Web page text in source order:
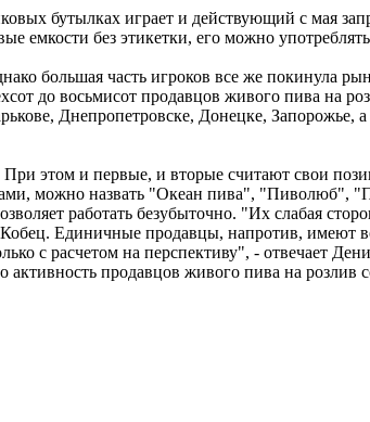
бутылках играет и действующий с мая
емкости без этикетки, его можно
большая часть игроков все же покинула
до восьмисот продавцов живого пива на
Днепропетровске, Донецке, Запорожье,
этом и первые, и вторые считают свои
можно назвать "Океан пива", "Пиволюб",
работать безубыточно. "Их слабая
Единичные продавцы, напротив, имеют
с расчетом на перспективу", - отвечает
продавцов живого пива на розлив